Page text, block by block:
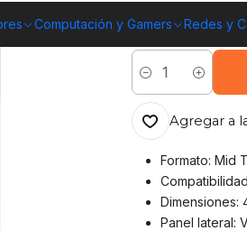
Computación y Gamers Redes y
ENVÍO
Cantidad
Agregar a
Formato: Mid
Dimensiones:
Panel lateral: